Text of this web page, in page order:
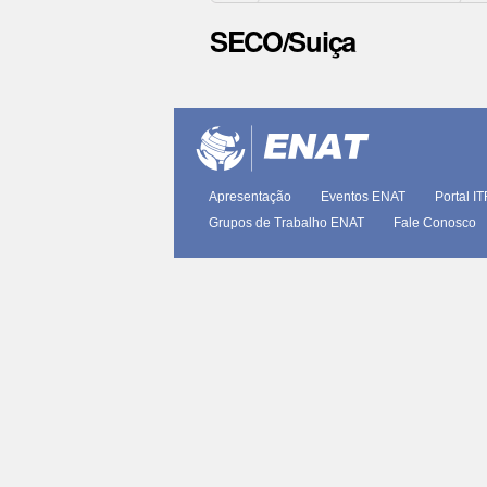
SECO/Suiça
documento
Apresentação Eventos ENAT Portal
Grupos de Trabalho ENAT
Fale Conosco